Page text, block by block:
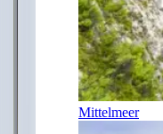
Mittelmeer